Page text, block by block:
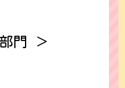
門 ＞